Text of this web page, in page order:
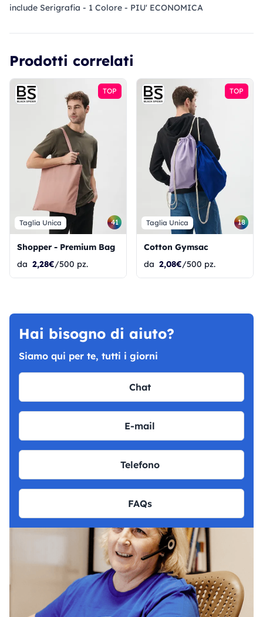
include Serigrafia - 1 Colore - PIU' ECONOMICA
Prodotti correlati
TOP
Taglia Unica 41
Shopper - Premium Bag
da 2,28€/500 pz.
TOP
Taglia Unica 18
Cotton Gymsac
da 2,08€/500 pz.
Hai bisogno di aiuto?
Siamo qui per te, tutti i giorni
Chat
E-mail
Telefono
FAQs